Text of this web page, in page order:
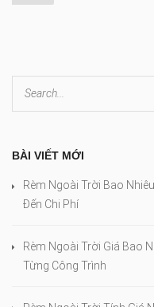
BÀI VIẾT MỚI
Rèm Ngoài Trời Bao
Đến Chi Phí
Rèm Ngoài Trời Giá Bao
Từng Công Trình